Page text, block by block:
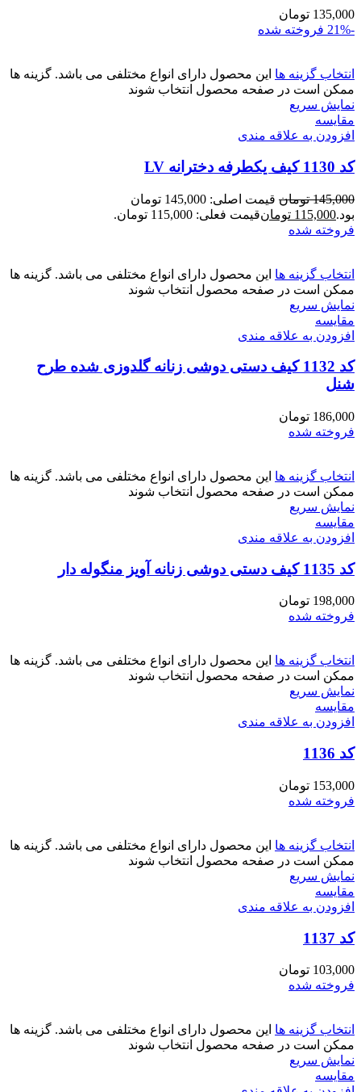
135,000 تومان
-21%
فروخته شده
انتخاب گزینه ها این محصول دارای انواع مختلفی می باشد. گزینه ها
ممکن است در صفحه محصول انتخاب شوند
نمایش سریع
مقايسه
افزودن به علاقه مندی
کد 1130 کیف یکطرفه دخترانه LV
145,000 تومان
قیمت اصلی: 145,000 تومان
بود.115,000 تومانقیمت فعلی: 115,000 تومان.
فروخته شده
انتخاب گزینه ها این محصول دارای انواع مختلفی می باشد. گزینه ها
ممکن است در صفحه محصول انتخاب شوند
نمایش سریع
مقايسه
افزودن به علاقه مندی
کد 1132 کیف دستی دوشی زنانه گلدوزی شده طرح
شنل
186,000 تومان
فروخته شده
انتخاب گزینه ها این محصول دارای انواع مختلفی می باشد. گزینه ها
ممکن است در صفحه محصول انتخاب شوند
نمایش سریع
مقايسه
افزودن به علاقه مندی
کد 1135 کیف دستی دوشی زنانه آویز منگوله دار
198,000 تومان
فروخته شده
انتخاب گزینه ها این محصول دارای انواع مختلفی می باشد. گزینه ها
ممکن است در صفحه محصول انتخاب شوند
نمایش سریع
مقايسه
افزودن به علاقه مندی
کد 1136
153,000 تومان
فروخته شده
انتخاب گزینه ها این محصول دارای انواع مختلفی می باشد. گزینه ها
ممکن است در صفحه محصول انتخاب شوند
نمایش سریع
مقايسه
افزودن به علاقه مندی
کد 1137
103,000 تومان
فروخته شده
انتخاب گزینه ها این محصول دارای انواع مختلفی می باشد. گزینه ها
ممکن است در صفحه محصول انتخاب شوند
نمایش سریع
مقايسه